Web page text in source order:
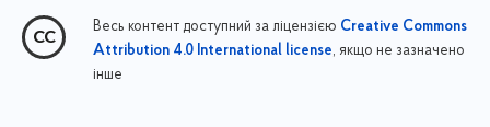
Весь контент доступний за ліцензією Creative Commons
Attribution 4.0 International license, якщо не зазначено
інше